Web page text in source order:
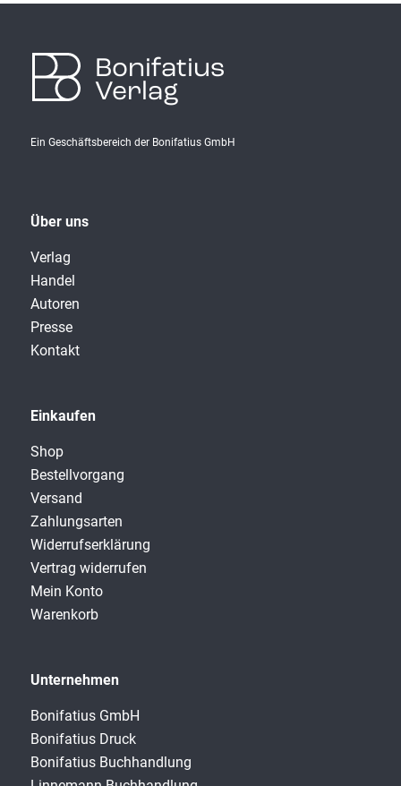
Bonifatius
Verlag
Ein Geschäftsbereich der Bonifatius GmbH
Über uns
Verlag
Handel
Autoren
Presse
Kontakt
Einkaufen
Shop
Bestellvorgang
Versand
Zahlungsarten
Widerrufserklärung
Vertrag widerrufen
Mein Konto
Warenkorb
Unternehmen
Bonifatius GmbH
Bonifatius Druck
Bonifatius Buchhandlung